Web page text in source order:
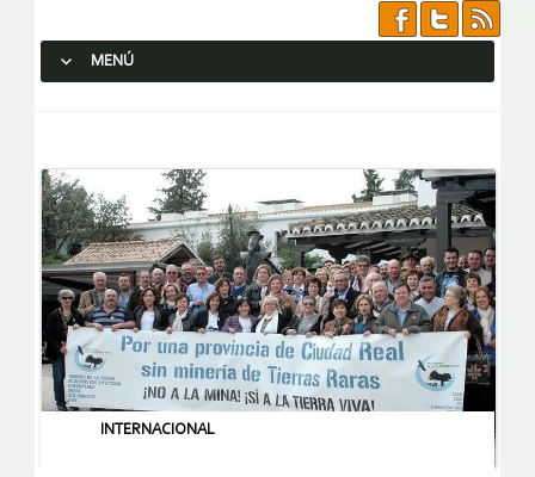
MENÚ
INTERNACIONAL